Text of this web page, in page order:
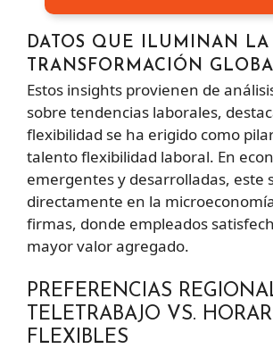
DATOS QUE ILUMINAN LA
TRANSFORMACIÓN
Estos insights provienen de
sobre tendencias laborales,
flexibilidad se ha erigido como
talento flexibilidad laboral. En
emergentes y desarrolladas, este
directamente en la
firmas, donde empleados
mayor valor agregado.
PREFERENCIAS
TELETRABAJO VS.
FLEXIBLES